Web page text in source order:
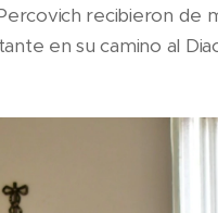
recibieron de
en su camino al